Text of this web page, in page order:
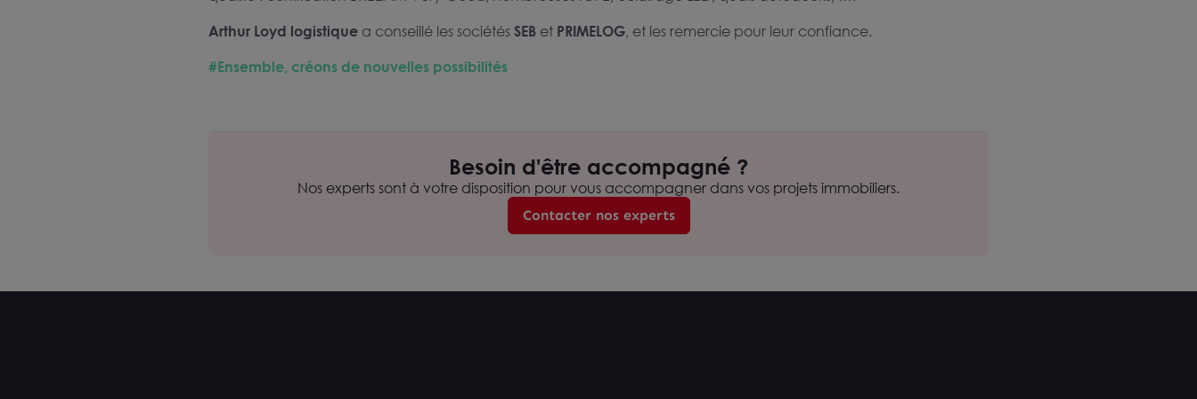
Arthur Loyd logistique a conseillé les sociétés SEB et PRIMELOG, et les remercie pour leur confiance.
#Ensemble, créons de nouvelles possibilités
Besoin d'être accompagné ?
Nos experts sont à votre disposition pour vous accompagner dans vos projets immobiliers.
Contacter nos experts